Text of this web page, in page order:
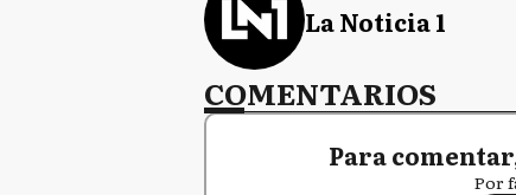
La Noticia 1
COMENTARIOS
Para
Por